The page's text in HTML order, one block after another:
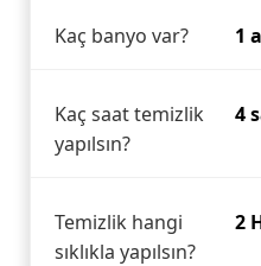
Kaç banyo var? 1
Kaç saat temizlik
yapılsın?
4
Temizlik hangi
sıklıkla yapılsın?
2